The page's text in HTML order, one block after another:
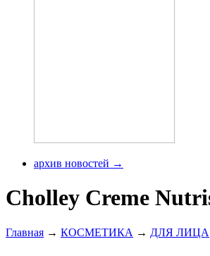
архив новостей →
Cholley Creme
Главная → КОСМЕТИКА → ДЛЯ ЛИЦА